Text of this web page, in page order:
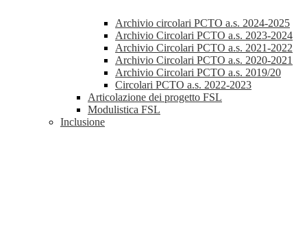
Archivio circolari PCTO a.s. 2024-2025
Archivio Circolari PCTO a.s. 2023-2024
Archivio Circolari PCTO a.s. 2021-2022
Archivio Circolari PCTO a.s. 2020-2021
Archivio Circolari PCTO a.s. 2019/20
Circolari PCTO a.s. 2022-2023
Articolazione dei progetto FSL
Modulistica FSL
Inclusione